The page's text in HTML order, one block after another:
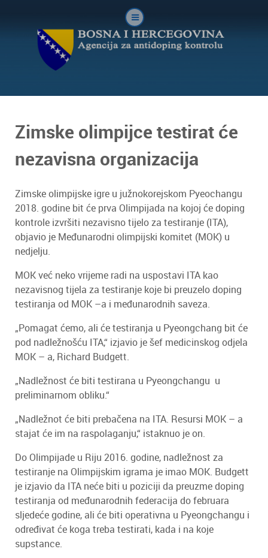
Zimske olimpijce testirat će
nezavisna organizacija
Zimske olimpijske igre u južnokorejskom Pyeochangu
2018. godine bit će prva Olimpijada na kojoj će doping
kontrole izvršiti nezavisno tijelo za testiranje (ITA),
objavio je Međunarodni olimpijski komitet (MOK) u
nedjelju.
MOK već neko vrijeme radi na uspostavi ITA kao
nezavisnog tijela za testiranje koje bi preuzelo doping
testiranja od MOK –a i međunarodnih saveza.
„Pomagat ćemo, ali će testiranja u Pyeongchang bit će
pod nadležnošću ITA,“ izjavio je šef medicinskog odjela
MOK – a, Richard Budgett.
„Nadležnost će biti testirana u Pyeongchangu u
preliminarnom obliku.“
„Nadležnot će biti prebačena na ITA. Resursi MOK – a
stajat će im na raspolaganju,“ istaknuo je on.
Do Olimpijade u Riju 2016. godine, nadležnost za
testiranje na Olimpijskim igrama je imao MOK. Budgett
je izjavio da ITA neće biti u poziciji da preuzme doping
testiranja od međunarodnih federacija do februara
sljedeće godine, ali će biti operativna u Pyeongchangu i
određivat će koga treba testirati, kada i na koje
supstance.